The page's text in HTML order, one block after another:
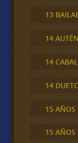
13
14
14
14
15 AÑOS
15 AÑOS